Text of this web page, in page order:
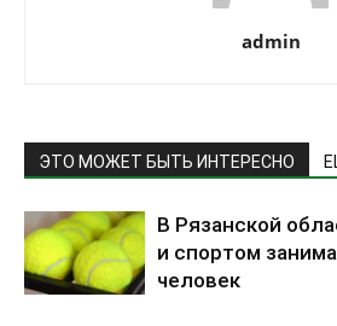
admin
ЭТО МОЖЕТ БЫТЬ ИНТЕРЕСНО
В Рязанской
и спортом
человек